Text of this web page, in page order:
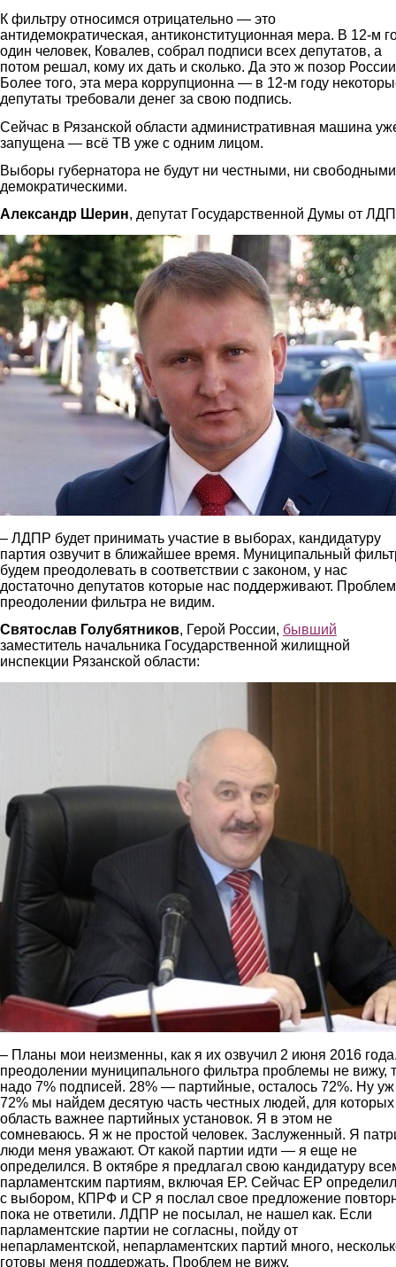
К фильтру относимся отрицательно — это
антидемократическая, антиконституционная мера. В 12-м
один человек, Ковалев, собрал подписи всех депутатов, а
потом решал, кому их дать и сколько. Да это ж позор
Более того, эта мера коррупционна — в 12-м году
депутаты требовали денег за свою подпись.
Сейчас в Рязанской области административная машина
запущена — всё ТВ уже с одним лицом.
Выборы губернатора не будут ни честными, ни
демократическими.
Александр Шерин, депутат Государственной Думы от
sherin.jpg
– ЛДПР будет принимать участие в выборах, кандидатуру
партия озвучит в ближайшее время. Муниципальный
будем преодолевать в соответствии с законом, у нас
достаточно депутатов которые нас поддерживают.
преодолении фильтра не видим.
Святослав Голубятников, Герой России, бывший
заместитель начальника Государственной жилищной
инспекции Рязанской области:
– Планы мои неизменны, как я их озвучил 2 июня 2016
преодолении муниципального фильтра проблемы не вижу,
надо 7% подписей. 28% — партийные, осталось 72%. Ну уж
72% мы найдем десятую часть честных людей, для которых
область важнее партийных установок. Я в этом не
сомневаюсь. Я ж не простой человек. Заслуженный. Я
люди меня уважают. От какой партии идти — я еще не
определился. В октябре я предлагал свою кандидатуру
парламентским партиям, включая ЕР. Сейчас ЕР
с выбором, КПРФ и СР я послал свое предложение
пока не ответили. ЛДПР не посылал, не нашел как. Если
парламентские партии не согласны, пойду от
непарламентской, непарламентских партий много,
готовы меня поддержать. Проблем не вижу.